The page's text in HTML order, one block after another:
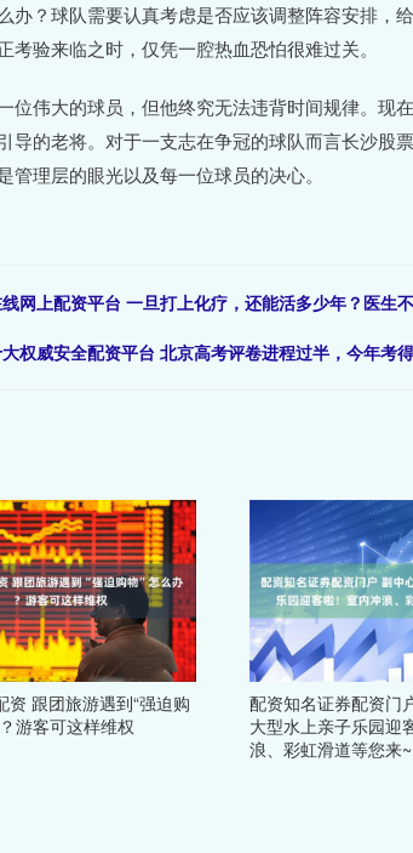
办？球队需要认真考虑是否应该调整阵容安排，
考验来临之时，仅凭一腔热血恐怕很难过关。
位伟大的球员，但他终究无法违背时间规律。现
导的老将。对于一支志在争冠的球队而言长沙股
管理层的眼光以及每一位球员的决心。
网上配资平台 一旦打上化疗，还能活多少年？医生
权威安全配资平台 北京高考评卷进程过半，今年考
资 跟团旅游遇到“强迫购
游客可这样维权
配资知名证券配资门
大型水上亲子乐园迎
浪、彩虹滑道等您来~